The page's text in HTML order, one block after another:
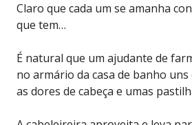
Claro que cada um se amanha
que tem…
É natural que um ajudante de
no armário da casa de banho
as dores de cabeça e umas